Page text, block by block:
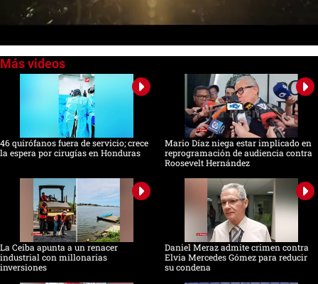
of
46 quirófanos fuera de servicio; crece
la espera por cirugías en Honduras
Mario Díaz niega estar implicado en
reprogramación de audiencia contra
Roosevelt Hernández
La Ceiba apunta a un renacer
industrial con millonarias
inversiones
Daniel Meraz admite crimen contra
Elvia Mercedes Gómez para reducir
su condena